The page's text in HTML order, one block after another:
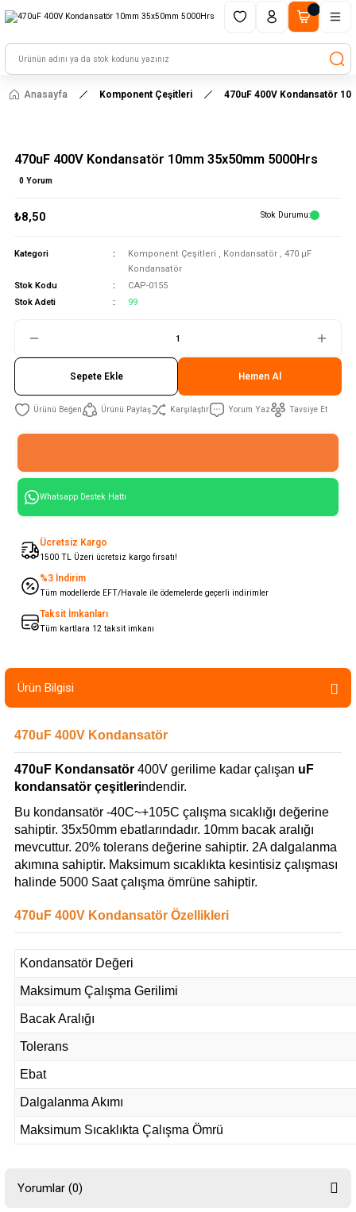
HAYAL ET - TASARLA - ÇALIŞTIR
Anasayfa Komponent Çeşitleri 470uF 400V Kondansatör
470uF 400V Kondansatör 10mm 35x50mm 5000Hrs
0 Yorum
₺8,50 Stok Durumu
Kategori Komponent Çeşitleri , Kondansatör , 470 μF
Kondansatör
Stok Kodu
CAP-0155
Stok Adeti
99
Sepete Ekle Hemen Al
Ürünü Paylaş Karşılaştır Yorum Yaz Tavsiye Et
Whatsapp Destek Hattı
Ücretsiz Kargo
1500 TL Üzeri ücretsiz kargo fırsatı!
%3 İndirim
Tüm modellerde EFT/Havale ile ödemelerde geçerli indirimler
Taksit İmkanları
Tüm kartlara 12 taksit imkanı
Ürün Bilgisi
470uF 400V Kondansatör
470uF Kondansatör 400V gerilime kadar çalışan uF
kondansatör çeşitlerindendir.
Bu kondansatör -40C~+105C çalışma sıcaklığı değerine
sahiptir. 35x50mm ebatlarındadır. 10mm bacak aralığı
mevcuttur. 20% tolerans değerine sahiptir. 2A dalgalanma
akımına sahiptir. Maksimum sıcaklıkta kesintisiz çalışması
halinde 5000 Saat çalışma ömrüne sahiptir.
470uF 400V Kondansatör Özellikleri
Kondansatör Değeri
Maksimum Çalışma Gerilimi
Bacak Aralığı
Tolerans
Ebat
Dalgalanma Akımı
Maksimum Sıcaklıkta Çalışma Ömrü
Yorumlar (0)